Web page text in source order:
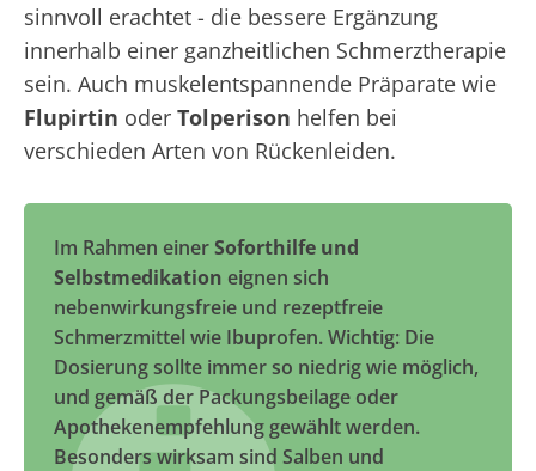
sinnvoll erachtet - die bessere Ergänzung
innerhalb einer ganzheitlichen Schmerztherapie
sein. Auch muskelentspannende Präparate wie
Flupirtin oder Tolperison helfen bei
verschieden Arten von Rückenleiden.
Im Rahmen einerSoforthilfe und
Selbstmedikation eignen sich
nebenwirkungsfreie und rezeptfreie
Schmerzmittel wie Ibuprofen. Wichtig: Die
Dosierung sollte immer so niedrig wie möglich,
und gemäß der Packungsbeilage oder
Apothekenempfehlung gewählt werden.
Besonders wirksam sind Salben und